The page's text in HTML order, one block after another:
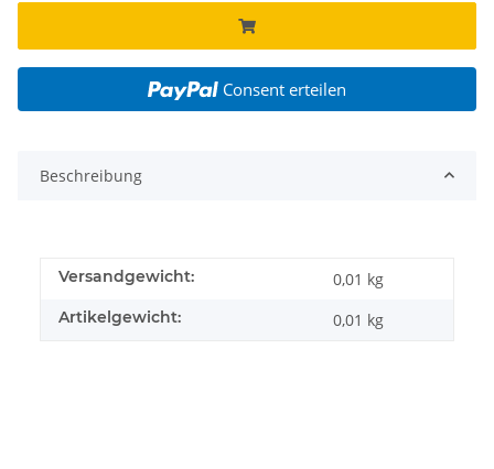
Consent erteilen
Beschreibung
Versandgewicht: 0,01 kg
Artikelgewicht: 0,01 kg